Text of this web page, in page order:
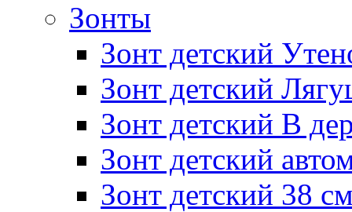
Зонты
Зонт детский
Зонт детский
Зонт детский В
Зонт детский
Зонт детский 38